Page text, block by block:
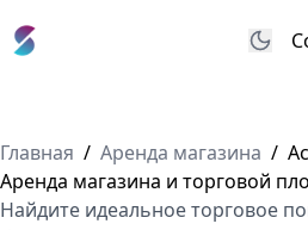
Главная / Аренда магазина /
Аренда магазина и торговой
Найдите идеальное торговое